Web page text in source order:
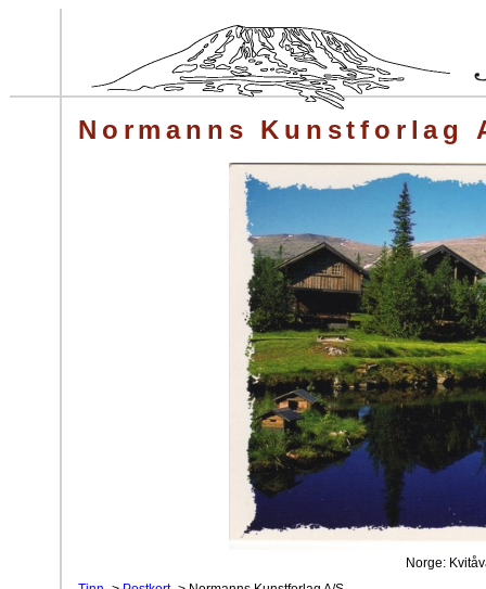
Normanns Kunstforlag
Norge: